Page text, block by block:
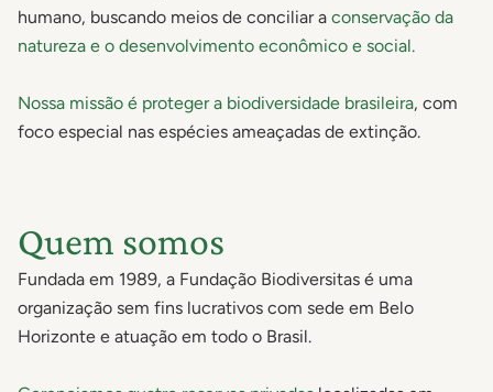
humano, buscando meios de conciliar a conservação da
natureza e o desenvolvimento econômico e social.
Nossa missão é proteger a biodiversidade brasileira, com
foco especial nas espécies ameaçadas de extinção.
Quem somos
Fundada em 1989, a Fundação Biodiversitas é uma
organização sem fins lucrativos com sede em Belo
Horizonte e atuação em todo o Brasil.